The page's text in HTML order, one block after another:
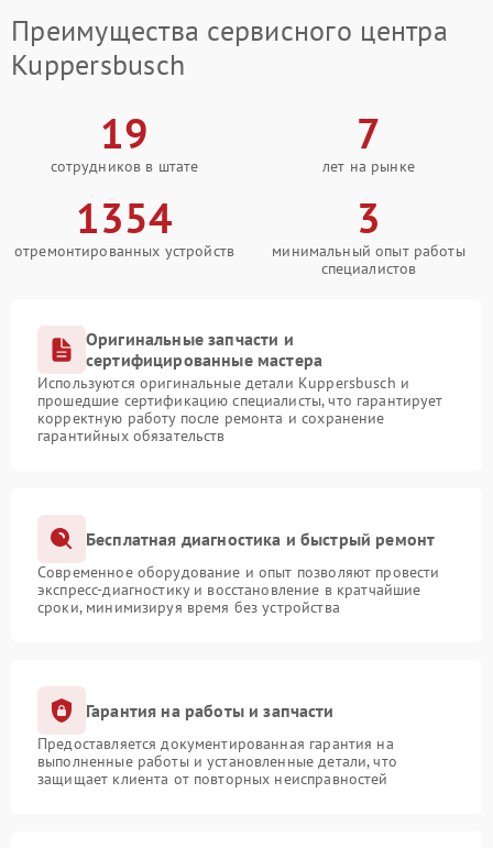
Преимущества сервисного центра
Kuppersbusch
19
сотрудников в штате
7
лет на рынке
1354
отремонтированных устройств
3
минимальный опыт работы
специалистов
Оригинальные запчасти и
сертифицированные мастера
Используются оригинальные детали Kuppersbusch и
прошедшие сертификацию специалисты, что гарантирует
корректную работу после ремонта и сохранение
гарантийных обязательств
Бесплатная диагностика и быстрый ремонт
Современное оборудование и опыт позволяют провести
экспресс-диагностику и восстановление в кратчайшие
сроки, минимизируя время без устройства
Гарантия на работы и запчасти
Предоставляется документированная гарантия на
выполненные работы и установленные детали, что
защищает клиента от повторных неисправностей